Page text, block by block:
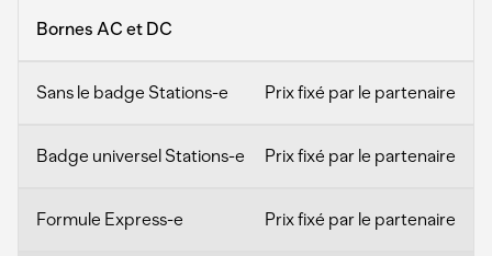
Bornes AC et DC
Prix fixé par le partenaire
Prix fixé par le partenaire
Prix fixé par le partenaire